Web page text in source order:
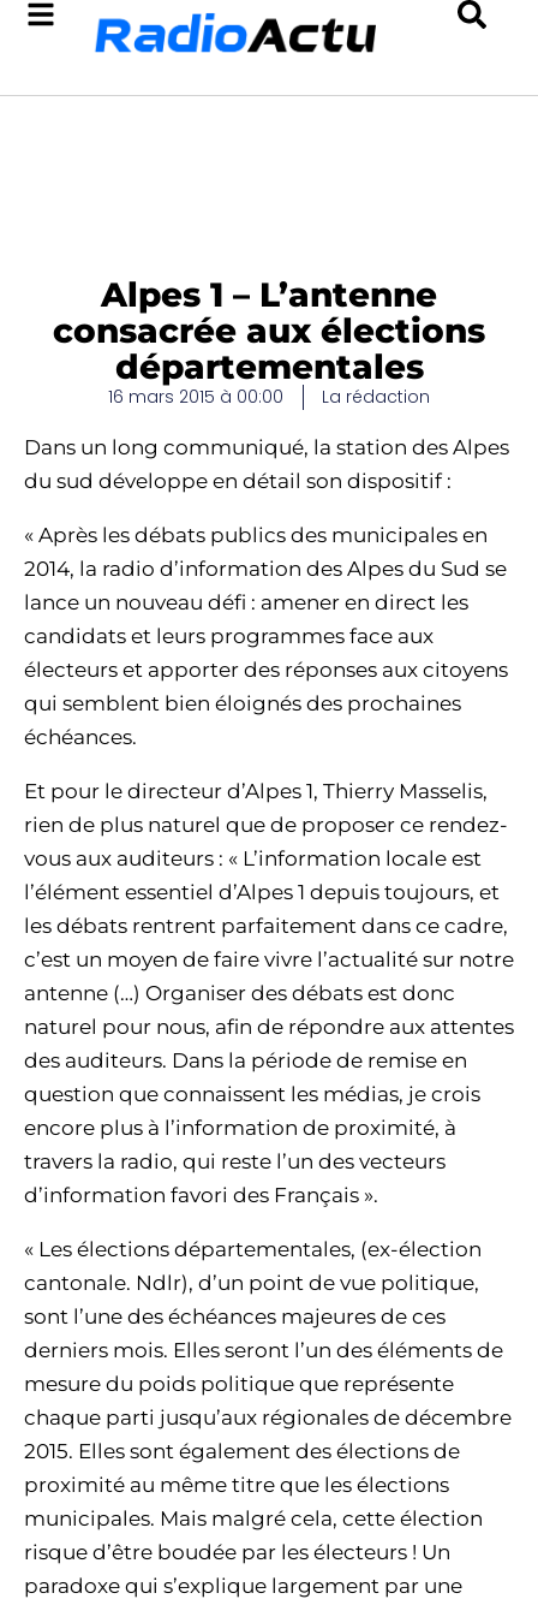
Alpes 1 – L’antenne
consacrée aux élections
départementales
16 mars 2015 à 00:00 La rédaction
Dans un long communiqué, la station des Alpes
du sud développe en détail son dispositif :
« Après les débats publics des municipales en
2014, la radio d’information des Alpes du Sud se
lance un nouveau défi : amener en direct les
candidats et leurs programmes face aux
électeurs et apporter des réponses aux citoyens
qui semblent bien éloignés des prochaines
échéances.
Et pour le directeur d’Alpes 1, Thierry Masselis,
rien de plus naturel que de proposer ce rendez-
vous aux auditeurs : « L’information locale est
l’élément essentiel d’Alpes 1 depuis toujours, et
les débats rentrent parfaitement dans ce cadre,
c’est un moyen de faire vivre l’actualité sur notre
antenne (…) Organiser des débats est donc
naturel pour nous, afin de répondre aux attentes
des auditeurs. Dans la période de remise en
question que connaissent les médias, je crois
encore plus à l’information de proximité, à
travers la radio, qui reste l’un des vecteurs
d’information favori des Français ».
« Les élections départementales, (ex-élection
cantonale. Ndlr), d’un point de vue politique,
sont l’une des échéances majeures de ces
derniers mois. Elles seront l’un des éléments de
mesure du poids politique que représente
chaque parti jusqu’aux régionales de décembre
2015. Elles sont également des élections de
proximité au même titre que les élections
municipales. Mais malgré cela, cette élection
risque d’être boudée par les électeurs ! Un
paradoxe qui s’explique largement par une